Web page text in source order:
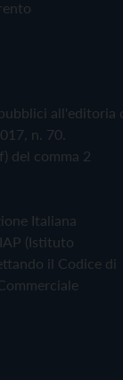
all'editoria
n. 70.
del comma 2
Italiana
(Istituto
il Codice di